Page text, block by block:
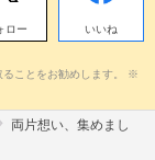
ロー いいね
ることをお勧めします。 ※
両片想い、集めまし